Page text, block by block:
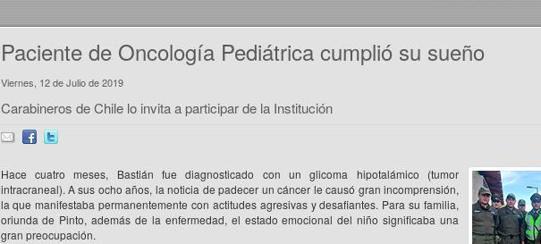
Paciente de Oncología Pediátrica cumplió su sueño
Viernes, 12 de Julio de 2019
Carabineros de Chile lo invita a participar de la Institución
Hace cuatro meses, Bastián fue diagnosticado con un glicoma hipotalámico (tumor
intracraneal). A sus ocho años, la noticia de padecer un cáncer le causó gran incomprensión,
la que manifestaba permanentemente con actitudes agresivas y desafiantes. Para su familia,
oriunda de Pinto, además de la enfermedad, el estado emocional del niño significaba una
gran preocupación.